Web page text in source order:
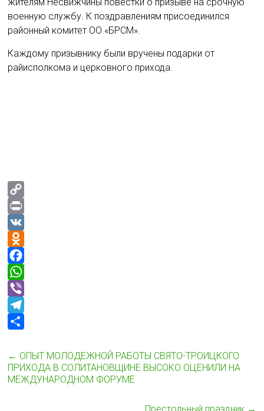
военную службу. К поздравлениям присоединился
районный комитет ОО «БРСМ».
Каждому призывнику были вручены подарки от
райисполкома и церковного прихода.
C
o
p
y
L
n
k
P
i
n
t
V
K
O
d
n
o
k
a
s
F
a
c
e
o
o
W
h
a
s
A
V
e
r
T
e
т
п
← ОПЫТ МОЛОДЕЖНОЙ РАБОТЫ СВЯТО-ТРОИЦКОГО
ПРИХОДА В СОЛИТАНОВЩИНЕ ВЫСОКО ОЦЕНИЛИ НА
МЕЖДУНАРОДНОМ ФОРУМЕ